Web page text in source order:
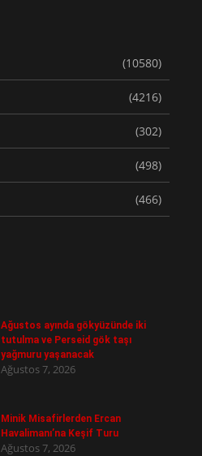
(10580)
(4216)
(302)
(498)
(466)
Ağustos ayında gökyüzünde iki
tutulma ve Perseid gök taşı
yağmuru yaşanacak
Ağustos 7, 2026
Minik Misafirlerden Ercan
Havalimanı’na Keşif Turu
Ağustos 7, 2026